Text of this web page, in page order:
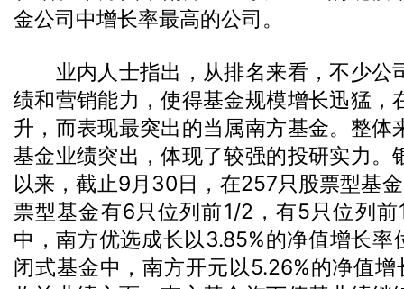
金公司中增长率最高的公司。
业内人士指出，从排名来看，不少公
绩和营销能力，使得基金规模增长迅猛，
升，而表现最突出的当属南方基金。整体
基金业绩突出，体现了较强的投研实力。
以来，截止9月30日，在257只股票型基
票型基金有6只位列前1/2，有5只位列
中，南方优选成长以3.85%的净值增长
闭式基金中，南方开元以5.26%的净值